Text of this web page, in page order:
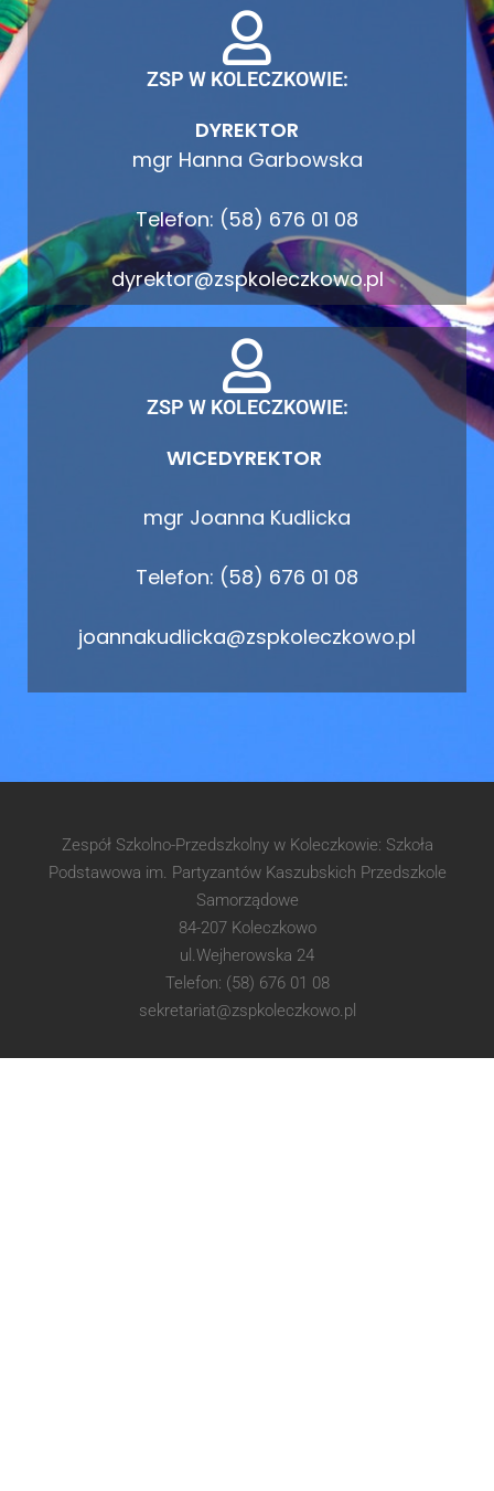
ZSP W KOLECZKOWIE:
DYREKTOR
mgr Hanna Garbowska
Telefon: (58) 676 01 08
dyrektor@zspkoleczkowo.pl
ZSP W KOLECZKOWIE:
WICEDYREKTOR
mgr Joanna Kudlicka
Telefon: (58) 676 01 08
joannakudlicka@zspkoleczkowo.pl
Zespół Szkolno-Przedszkolny w Koleczkowie: Szkoła
Podstawowa im. Partyzantów Kaszubskich Przedszkole
Samorządowe
84-207 Koleczkowo
ul.Wejherowska 24
Telefon: (58) 676 01 08
sekretariat@zspkoleczkowo.pl